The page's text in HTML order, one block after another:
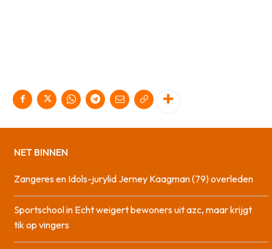
NET BINNEN
Zangeres en Idols-jurylid Jerney Kaagman (79) overleden
Sportschool in Echt weigert bewoners uit azc, maar krijgt
tik op vingers